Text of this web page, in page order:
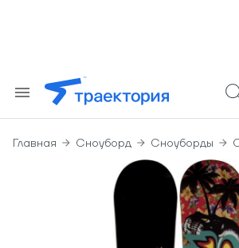
Главная Сноуборд Сноуборды